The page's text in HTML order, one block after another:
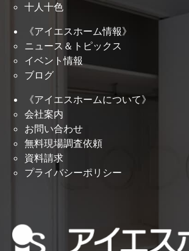
十人十色
《アイエスホーム情報》
ニュース＆トピックス
イベント情報
ブログ
《アイエスホームについて》
会社案内
お問い合わせ
無料現場調査依頼
資料請求
プライバシーポリシー